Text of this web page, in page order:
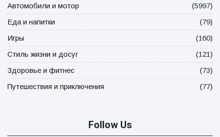
Автомобили и мотор
(5997)
Еда и напитки
(79)
Игры
(160)
Стиль жизни и досуг
(121)
Здоровье и фитнес
(73)
Путешествия и приключения
(77)
Follow Us